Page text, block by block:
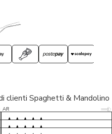
clienti Spaghetti & Mandolino
AR 5/5
D* 5/5
S* 5/5